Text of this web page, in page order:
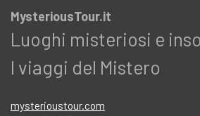
MysteriousTour.it
Luoghi misteriosi e
I viaggi del Mistero
mysterioustour.com